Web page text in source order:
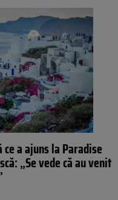
a ajuns la Paradise
„Se vede că au venit